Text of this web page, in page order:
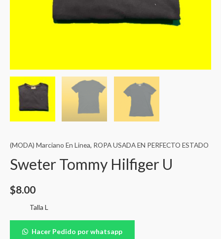
(MODA) Marciano En Linea, ROPA USADA EN PERFECTO ESTADO
Sweter Tommy Hilfiger U
$8.00
Talla L
Hacer Pedido por whatsapp